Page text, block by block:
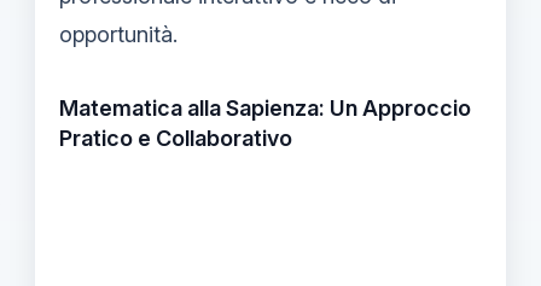
opportunità.
Matematica alla Sapienza: Un Approccio
Pratico e Collaborativo